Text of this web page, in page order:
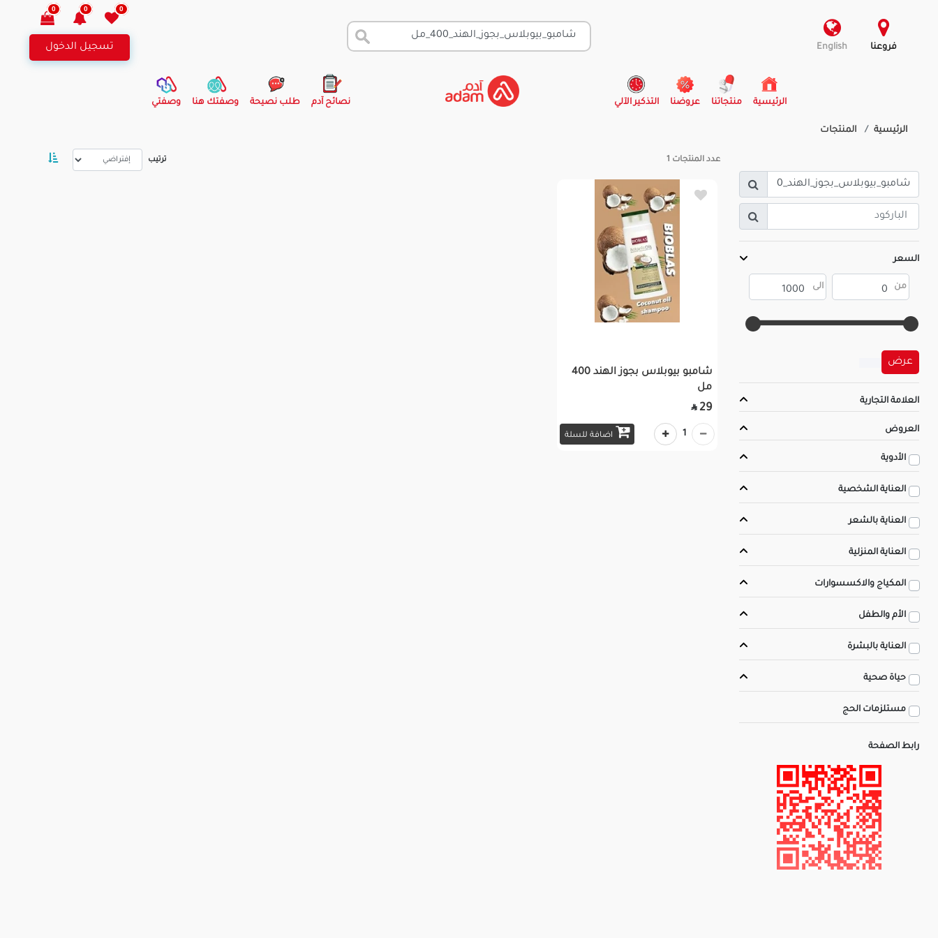
فروعنا English
0
0
0
تسجيل الدخول
الرئيسية
(current) منتجاتنا عروضنا التذكير الآلي نصائح آدم طلب نصيحة وصفتك هنا وصفتي
الرئيسية المنتجات
السعر
عرض
العلامة التجارية
العروض
الأدوية
العناية الشخصية
العناية بالشعر
العناية المنزلية
المكياج والاكسسوارات
الأم والطفل
العناية بالبشرة
حياة صحية
مستلزمات الحج
رابط الصفحة
عدد المنتجات 1 ترتيب
شامبو بيوبلاس بجوز الهند 400
مل
29

اضافة للسلة 1